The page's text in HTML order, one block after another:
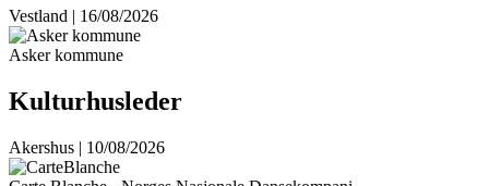
Vestland | 16/08/2026
Asker kommune
Kulturhusleder
Akershus | 10/08/2026